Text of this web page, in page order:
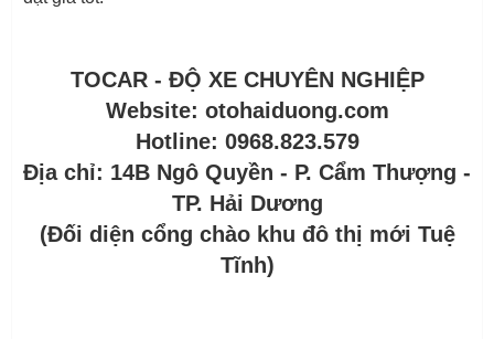
TOCAR - ĐỘ XE CHUYÊN NGHIỆP
Website: otohaiduong.com
Hotline: 0968.823.579
Địa chỉ: 14B Ngô Quyền - P. Cẩm Thượng -
TP. Hải Dương
(Đối diện cổng chào khu đô thị mới Tuệ
Tĩnh)